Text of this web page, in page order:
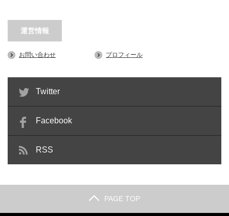
運営情報
お問い合わせ プロフィール
Twitter
Facebook
RSS
PAGE TOP